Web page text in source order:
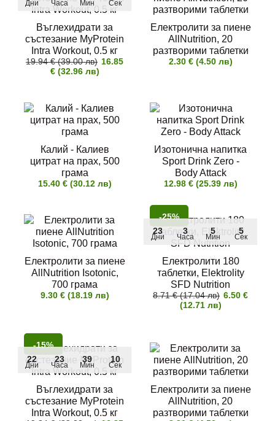
Дни Часа Мин Сек
Въглехидрати за
състезание MyProtein
Intra Workout, 0.5 кг
19.94 € (39.00 лв) 16.85
€ (32.96 лв)
Електролити за пиене
AllNutrition, 20
разтворими таблетки
2.30 € (4.50 лв)
Калий - Калиев
цитрат на прах, 500
грама
15.40 € (30.12 лв)
Изотонична напитка
Sport Drink Zero -
Body Attack
12.98 € (25.39 лв)
Електролити за пиене
AllNutrition Isotonic,
700 грама
9.30 € (18.19 лв)
-25%
23
Дни
3
Часа
5
Мин
4
Сек
Електролити 180
таблетки, Elektrolity
SFD Nutrition
8.71 € (17.04 лв) 6.50 €
(12.71 лв)
-15%
22
Дни
23
Часа
39
Мин
10
Сек
Въглехидрати за
състезание MyProtein
Intra Workout, 0.5 кг
Електролити за пиене
AllNutrition, 20
разтворими таблетки